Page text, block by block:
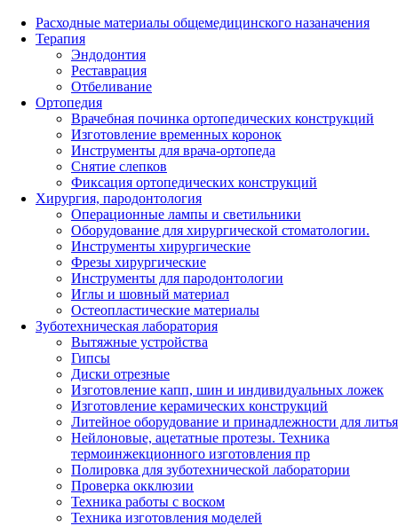
Расходные материалы общемедицинского назаначения
Терапия
Эндодонтия
Реставрация
Отбеливание
Ортопедия
Врачебная починка ортопедических конструкций
Изготовление временных коронок
Инструменты для врача-ортопеда
Снятие слепков
Фиксация ортопедических конструкций
Хирургия, пародонтология
Операционные лампы и светильники
Оборудование для хирургической стоматологии.
Инструменты хирургические
Фрезы хирургические
Инструменты для пародонтологии
Иглы и шовный материал
Остеопластические материалы
Зуботехническая лаборатория
Вытяжные устройства
Гипсы
Диски отрезные
Изготовление капп, шин и индивидуальных ложек
Изготовление керамических конструкций
Литейное оборудование и принадлежности для литья
Нейлоновые, ацетатные протезы. Техника
термоинжекционного изготовления пр
Полировка для зуботехнической лаборатории
Проверка окклюзии
Техника работы с воском
Техника изготовления моделей